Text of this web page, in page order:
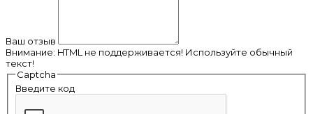
Ваш отзыв
Внимание: HTML не поддерживается! Используйте обычный
текст!
Captcha
Введите код